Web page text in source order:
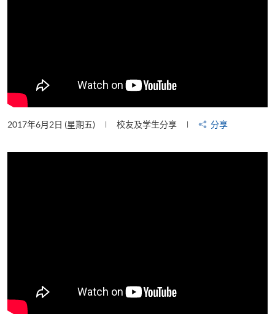
2017年6月2日 (星期五) 校友及学生分享 分享